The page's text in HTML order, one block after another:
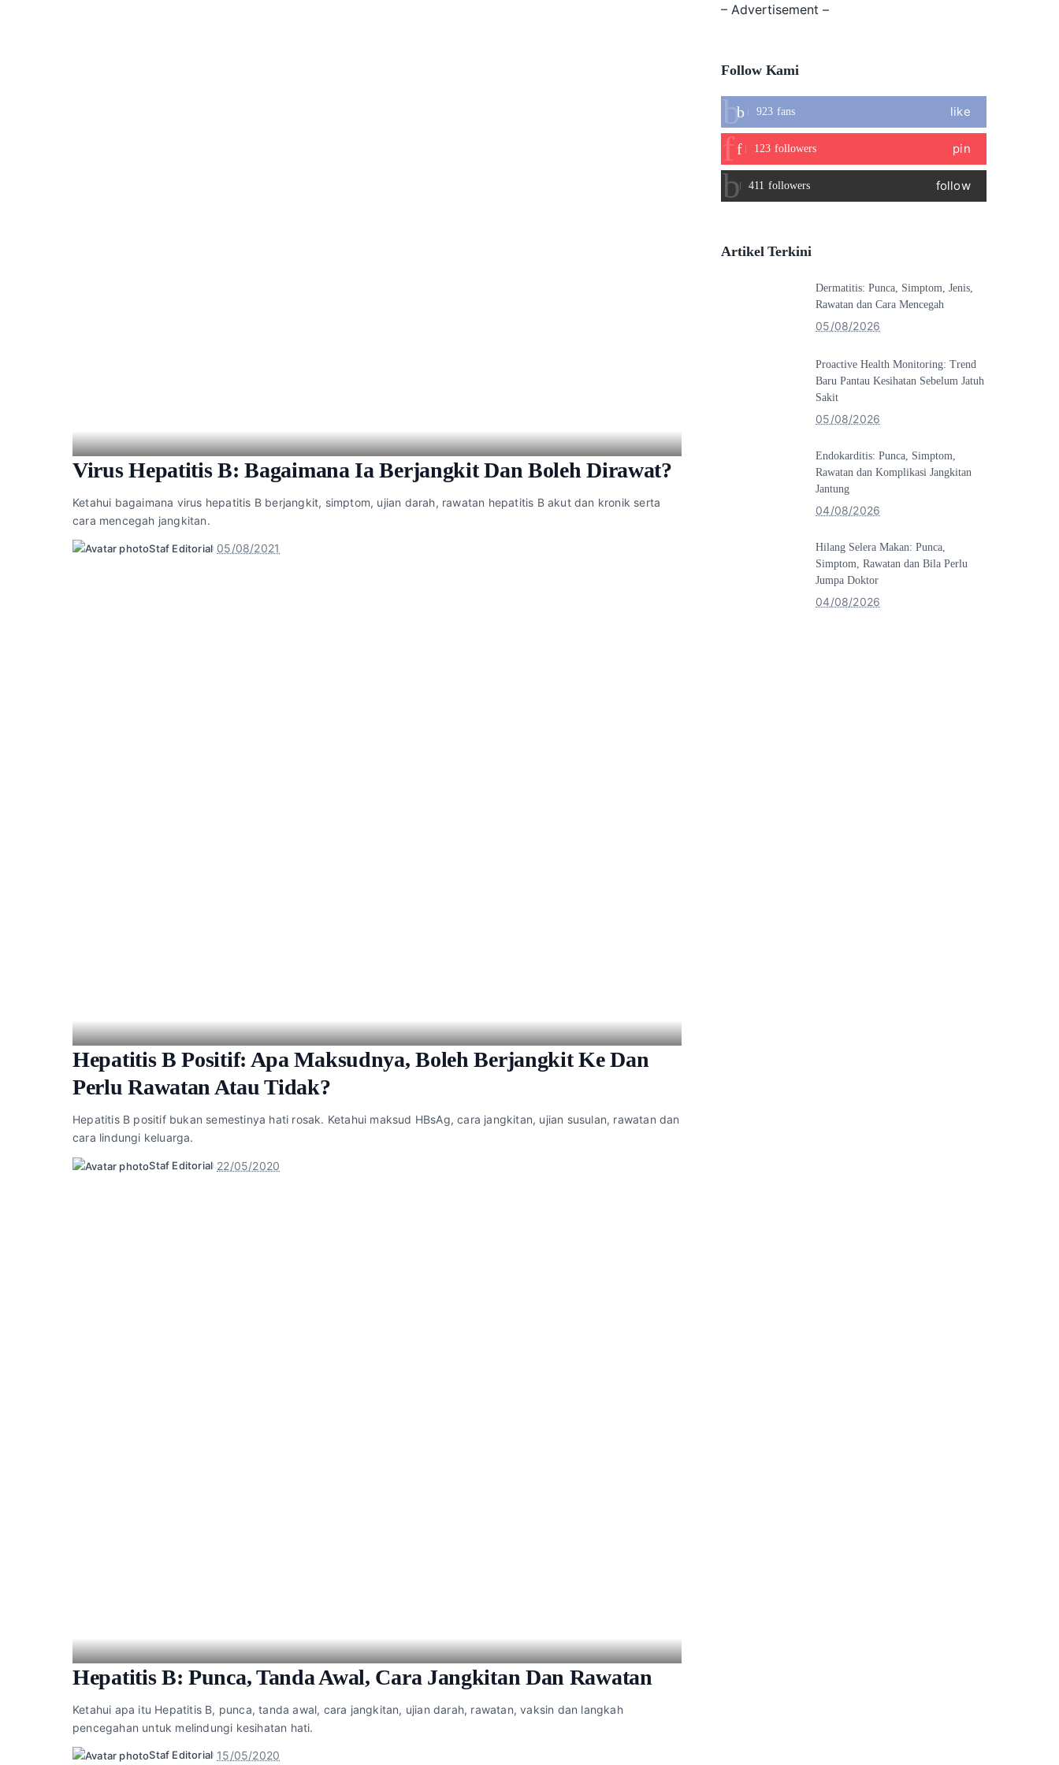
Virus Hepatitis B: Bagaimana Ia Berjangkit Dan Boleh Dirawat?
Ketahui bagaimana virus hepatitis B berjangkit, simptom, ujian darah, rawatan hepatitis B akut dan kronik serta
cara mencegah jangkitan.
Posted
Staf Editorial 05/08/2021
Hepatitis B Positif: Apa Maksudnya, Boleh Berjangkit Ke Dan
Perlu Rawatan Atau Tidak?
Hepatitis B positif bukan semestinya hati rosak. Ketahui maksud HBsAg, cara jangkitan, ujian susulan, rawatan dan
cara lindungi keluarga.
Posted
Staf Editorial 22/05/2020
Hepatitis B: Punca, Tanda Awal, Cara Jangkitan Dan Rawatan
Ketahui apa itu Hepatitis B, punca, tanda awal, cara jangkitan, ujian darah, rawatan, vaksin dan langkah
pencegahan untuk melindungi kesihatan hati.
Staf Editorial 15/05/2020
– Advertisement –
Follow Kami
923 fans like
123 followers pin
411 followers follow
Artikel Terkini
Dermatitis: Punca, Simptom, Jenis,
Rawatan dan Cara Mencegah
05/08/2026
Proactive Health Monitoring: Trend
Baru Pantau Kesihatan Sebelum Jatuh
Sakit
05/08/2026
Endokarditis: Punca, Simptom,
Rawatan dan Komplikasi Jangkitan
Jantung
04/08/2026
Hilang Selera Makan: Punca,
Simptom, Rawatan dan Bila Perlu
Jumpa Doktor
04/08/2026